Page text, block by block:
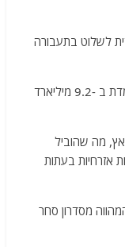
לשלוט בתעבורה
הפרויקט, שאליו שאף ארדואן זה שנים, יחבר את הים השחור בצפון איסטנבול עם ים המרמרה בדרום ועלותו נאמדת ב -9.2 מיליארד
מה שהוביל
לספינות אזרחיות בעתות
מסדרון סחר